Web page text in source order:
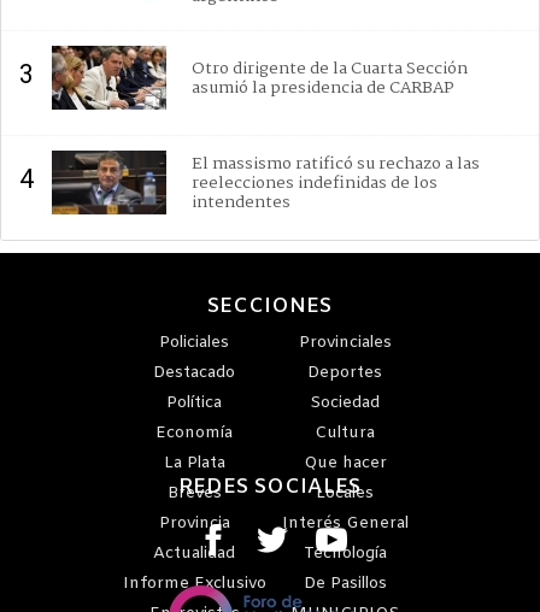
3 Otro dirigente de la Cuarta Sección
asumió la presidencia de CARBAP
4 El massismo ratificó su rechazo a las
reelecciones indefinidas de los
intendentes
SECCIONES
Policiales
Provinciales
Destacado
Deportes
Política
Sociedad
Economía
Cultura
La Plata
Que hacer
Breves
Locales
Provincia
Interés General
Actualidad
Tecnología
Informe Exclusivo
De Pasillos
REDES SOCIALES